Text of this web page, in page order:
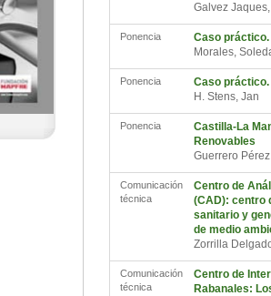
Galvez
Ponencia
Caso
Morales,
Ponencia
Caso
H. Stens, Jan
Ponencia
Castilla-La
Renovables
Guerrero
Comunicación
técnica
Centro de
(CAD): centro
sanitario y
de medio
Zorrilla
Comunicación
técnica
Centro de
Rabanales: